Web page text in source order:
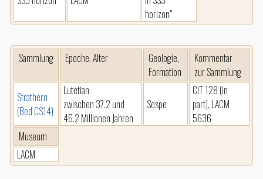
horizon"
Sammlung Epoche, Alter
Geologie,
Formation
Kommentar
zur Sammlung
Strathern
(Bed CS14)
Lutetian
zwischen 37.2 und
46.2 Millionen Jahren
Sespe
CIT 128 (in
part), LACM
5636
Museum
LACM